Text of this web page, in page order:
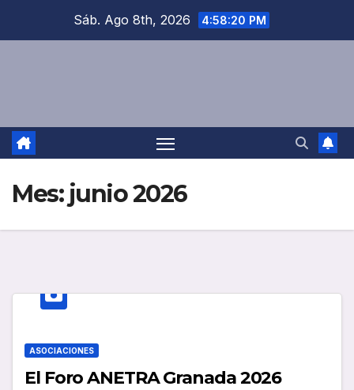
Sáb. Ago 8th, 2026 4:58:20 PM
Mes: junio 2026
ASOCIACIONES
El Foro ANETRA Granada 2026